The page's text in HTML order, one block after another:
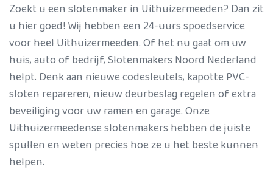
Zoekt u een slotenmaker in Uithuizermeeden? Dan zit
u hier goed! Wij hebben een 24-uurs spoedservice
voor heel Uithuizermeeden. Of het nu gaat om uw
huis, auto of bedrijf, Slotenmakers Noord Nederland
helpt. Denk aan nieuwe codesleutels, kapotte PVC-
sloten repareren, nieuw deurbeslag regelen of extra
beveiliging voor uw ramen en garage. Onze
Uithuizermeedense slotenmakers hebben de juiste
spullen en weten precies hoe ze u het beste kunnen
helpen.